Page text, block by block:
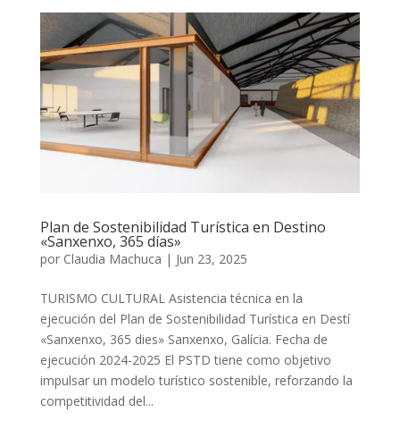
Plan de Sostenibilidad Turística en Destino
«Sanxenxo, 365 días»
por Claudia Machuca | Jun 23, 2025
TURISMO CULTURAL Asistencia técnica en la
ejecución del Plan de Sostenibilidad Turística en Destí
«Sanxenxo, 365 dies» Sanxenxo, Galícia. Fecha de
ejecución 2024-2025 El PSTD tiene como objetivo
impulsar un modelo turístico sostenible, reforzando la
competitividad del...